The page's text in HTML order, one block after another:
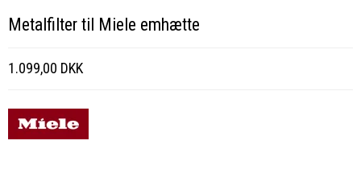
Metalfilter til Miele emhætte
1.099,00 DKK